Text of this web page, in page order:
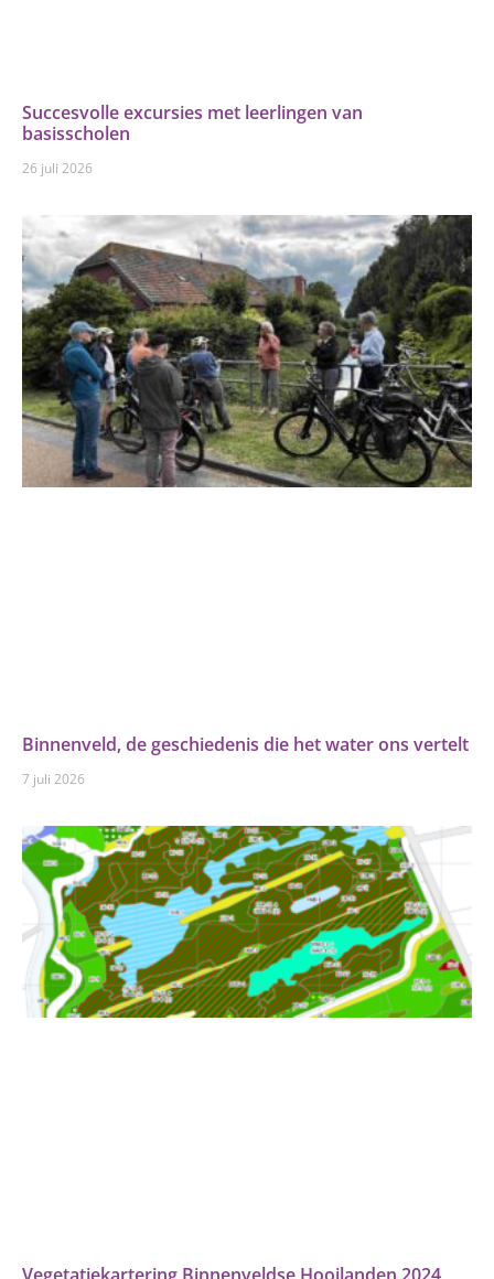
Succesvolle excursies met leerlingen van
basisscholen
26 juli 2026
Binnenveld, de geschiedenis die het water ons vertelt
7 juli 2026